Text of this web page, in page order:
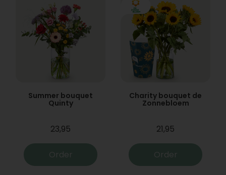
Summer bouquet
Quinty
23,95
Order
Charity bouquet de
Zonnebloem
21,95
Order